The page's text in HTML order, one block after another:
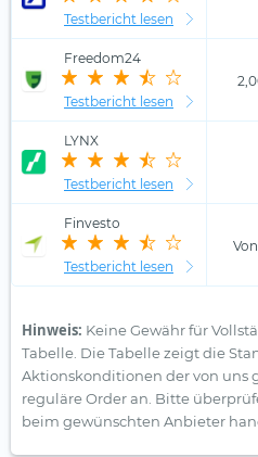
Testbericht lesen
Freedom24
Testbericht lesen
LYNX
Testbericht lesen
Finvesto
Testbericht lesen
Hinweis: Keine Gewähr für
Tabelle. Die Tabelle zeigt die
Aktionskonditionen der von uns
reguläre Order an. Bitte
beim gewünschten Anbieter